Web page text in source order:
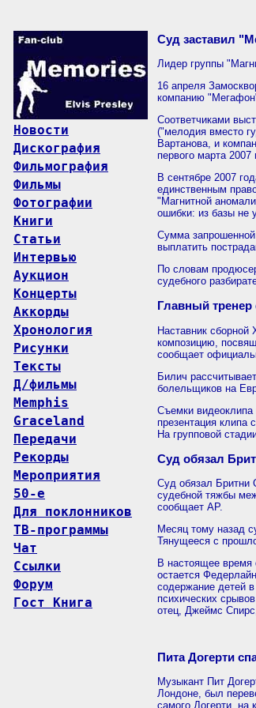
Новости
Дискография
Фильмография
Фильмы
Фотографии
Книги
Статьи
Интервью
Аукцион
Концерты
Аккорды
Хронология
Рисунки
Тексты
Д/фильмы
Memphis
Graceland
Передачи
Рекорды
Мероприятия
50-е
Для поклонников
ТВ-программы
Чат
Ссылки
Форум
Гост Книга
Суд заставил
Лидер группы
16 апреля
компанию
Соответчиками
("мелодия вместо
Вартанова, и
первого марта 2007
В сентябре 2007
единственным
"Магнитной
ошибки: из базы не
Сумма
выплатить
По словам
судебного
Главный тренер
Наставник сборной
композицию,
сообщает
Билич
болельщиков на
Съемки
презентация клипа
На групповой
Суд обязал
Суд обязал Бритни
судебной тяжбы
сообщает AP.
Месяц тому назад
Тянущееся с
В настоящее время
остается
содержание детей
психических
отец, Джеймс
Пита Догерти
Музыкант Пит
Лондоне, был
самого Догерти, на